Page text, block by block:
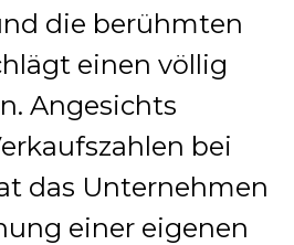
die berühmten
einen völlig
Angesichts
bei
das Unternehmen
einer eigenen